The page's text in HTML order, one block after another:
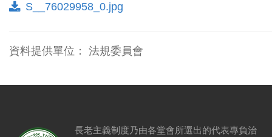
S__76029958_0.jpg
資料提供單位： 法規委員會
長老主義制度乃由各堂會所選出的代表專負治